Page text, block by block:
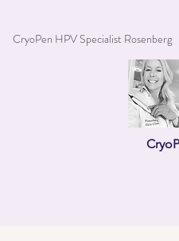
CryoPen HPV Specialist Rosenberg